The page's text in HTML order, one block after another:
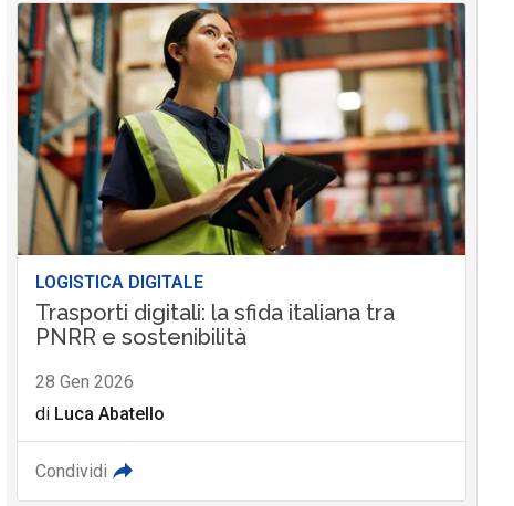
LOGISTICA DIGITALE
Trasporti digitali: la sfida italiana tra
PNRR e sostenibilità
28 Gen 2026
di Luca Abatello
Condividi